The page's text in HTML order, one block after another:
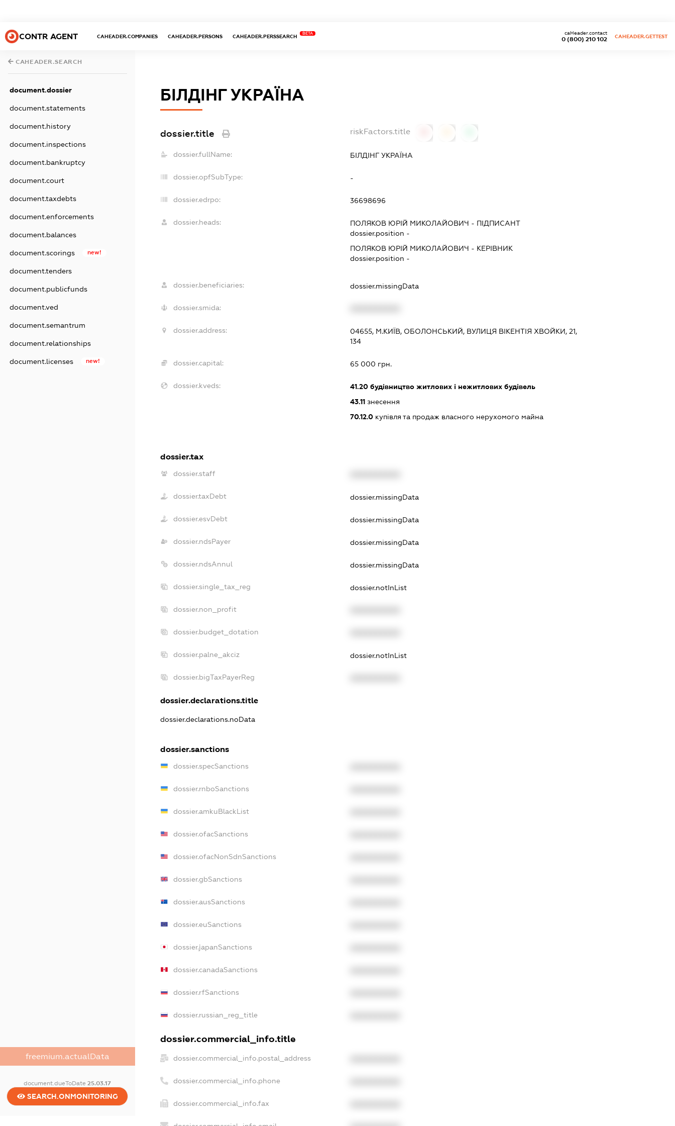
CONTR AGENT CAHEADER.COMPANIES CAHEADER.PERSONS CAHEADER.PERSSEARCH
BETA
0 (800) 210 102
caHeader.contact
CAHEADER.GETTEST
CAHEADER.SEARCH
document.dossier
document.statements
document.history
document.inspections
document.bankruptcy
document.court
document.taxdebts
document.enforcements
document.balances
document.scorings new!
document.tenders
document.publicfunds
document.ved
document.semantrum
document.relationships
document.licenses new!
freemium.actualData
document.dueToDate25.03.17
SEARCH.ONMONITORING
БІЛДІНГ УКРАЇНА
dossier.title riskFactors.title
dossier.fullName: БІЛДІНГ УКРАЇНА
dossier.opfSubType: -
dossier.edrpo: 36698696
dossier.heads: ПОЛЯКОВ ЮРІЙ МИКОЛАЙОВИЧ - ПІДПИСАНТ
dossier.position -
ПОЛЯКОВ ЮРІЙ МИКОЛАЙОВИЧ - КЕРІВНИК
dossier.position -
dossier.beneficiaries: dossier.missingData
dossier.smida:
dossier.address:
04655, М.КИЇВ, ОБОЛОНСЬКИЙ, ВУЛИЦЯ ВІКЕНТІЯ ХВОЙКИ, 21,
134
dossier.capital: 65 000 грн.
dossier.kveds: 41.20 будівництво житлових і нежитлових будівель
43.11 знесення
70.12.0 купівля та продаж власного нерухомого майна
dossier.tax
dossier.staff
dossier.taxDebt dossier.missingData
dossier.esvDebt dossier.missingData
dossier.ndsPayer dossier.missingData
dossier.ndsAnnul dossier.missingData
dossier.single_tax_reg dossier.notInList
dossier.non_profit
dossier.budget_dotation
dossier.palne_akciz dossier.notInList
dossier.bigTaxPayerReg
dossier.declarations.title
dossier.declarations.noData
dossier.sanctions
dossier.specSanctions
dossier.rnboSanctions
dossier.amkuBlackList
dossier.ofacSanctions
dossier.ofacNonSdnSanctions
dossier.gbSanctions
dossier.ausSanctions
dossier.euSanctions
dossier.japanSanctions
dossier.canadaSanctions
dossier.rfSanctions
dossier.russian_reg_title
dossier.commercial_info.title
dossier.commercial_info.postal_address
dossier.commercial_info.phone
dossier.commercial_info.fax